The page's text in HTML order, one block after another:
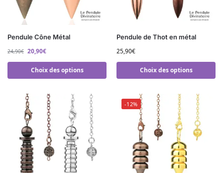
Pendule Cône Métal
24,90€ 20,90€
Choix des options
Pendule de Thot en métal
25,90€
Choix des options
-12%